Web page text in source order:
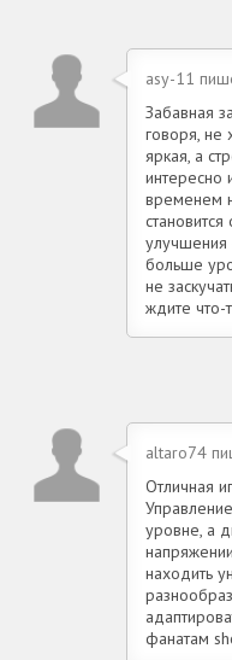
asy-11
Забавная
говоря, не
яркая, а
интересно
временем
улучшения
больше
не
ждите
altaro74
Отличная
уровне, а
находить
фанатам